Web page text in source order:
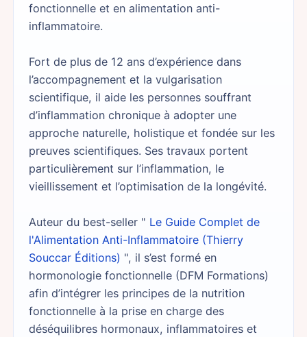
fonctionnelle et en alimentation anti-
inflammatoire.
Fort de plus de 12 ans d’expérience dans
l’accompagnement et la vulgarisation
scientifique, il aide les personnes souffrant
d’inflammation chronique à adopter une
approche naturelle, holistique et fondée sur les
preuves scientifiques. Ses travaux portent
particulièrement sur l’inflammation, le
vieillissement et l’optimisation de la longévité.
Auteur du best-seller " Le Guide Complet de
l'Alimentation Anti-Inflammatoire (Thierry
Souccar Éditions) ", il s’est formé en
hormonologie fonctionnelle (DFM Formations)
afin d’intégrer les principes de la nutrition
fonctionnelle à la prise en charge des
déséquilibres hormonaux, inflammatoires et